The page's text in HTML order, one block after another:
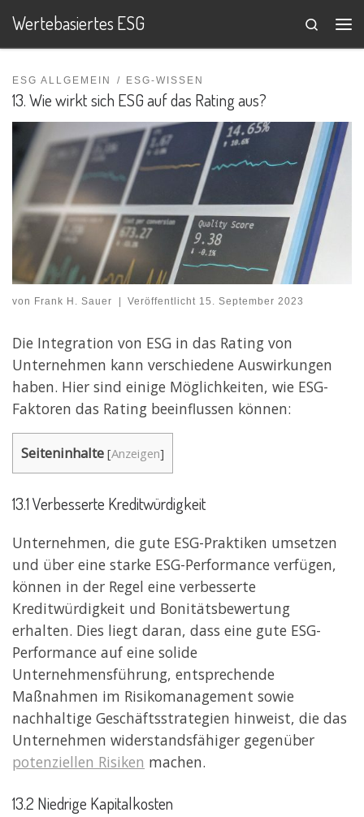
Zum Inhalt springen
Wertebasiertes ESG
Search
ESG ALLGEMEIN ESG-WISSEN
13. Wie wirkt sich ESG auf das Rating aus?
von Frank H. Sauer Veröffentlicht 15. September 2023
Die Integration von ESG in das Rating von
Unternehmen kann verschiedene Auswirkungen
haben. Hier sind einige Möglichkeiten, wie ESG-
Faktoren das Rating beeinflussen können:
Seiteninhalte [Anzeigen]
13.1 Verbesserte Kreditwürdigkeit
Unternehmen, die gute ESG-Praktiken umsetzen
und über eine starke ESG-Performance verfügen,
können in der Regel eine verbesserte
Kreditwürdigkeit und Bonitätsbewertung
erhalten. Dies liegt daran, dass eine gute ESG-
Performance auf eine solide
Unternehmensführung, entsprechende
Maßnahmen im Risikomanagement sowie
nachhaltige Geschäftsstrategien hinweist, die das
Unternehmen widerstandsfähiger gegenüber
potenziellen Risiken machen.
13.2 Niedrige Kapitalkosten